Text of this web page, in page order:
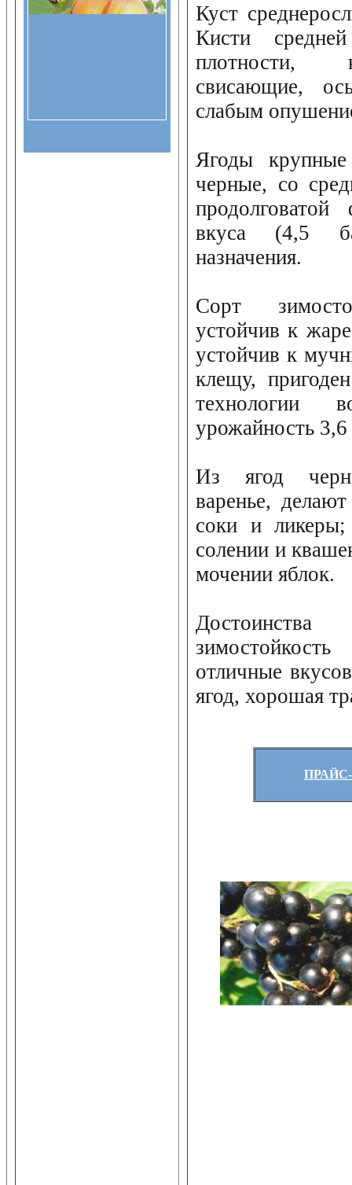
Куст
Кисти
плотности,
свисающие,
слабым
Ягоды
черные, со
вкуса (4,5
назначения.
Сорт
устойчив к
устойчив к
клещу,
технологии
урожайность 3,6
Из ягод
варенье,
соки и ликеры;
солении и
мочении яблок.
отличные
ягод, хорошая